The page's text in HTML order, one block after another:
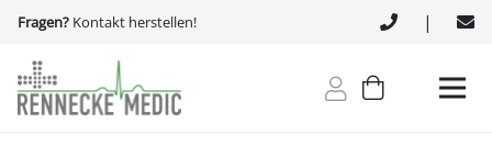
Fragen? Kontakt herstellen! |